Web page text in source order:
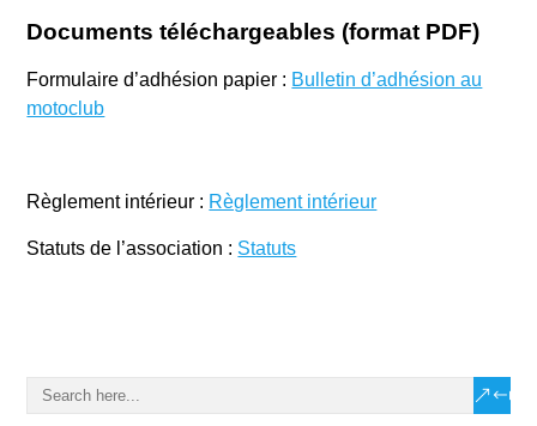
Documents téléchargeables (format PDF)
Formulaire d’adhésion papier : Bulletin d’adhésion au
motoclub
Règlement intérieur : Règlement intérieur
Statuts de l’association : Statuts